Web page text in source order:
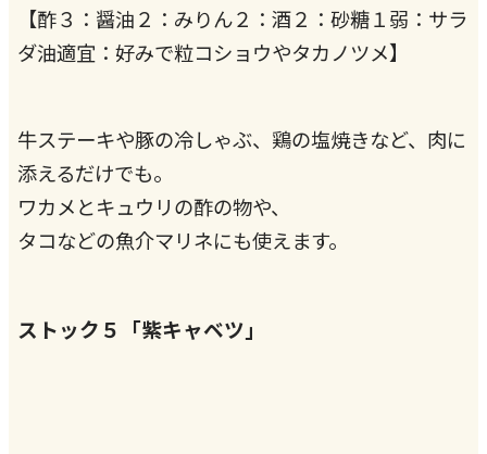
【酢３：醤油２：みりん２：酒２：砂糖１弱：サラ
ダ油適宜：好みで粒コショウやタカノツメ】
牛ステーキや豚の冷しゃぶ、鶏の塩焼きなど、肉に
添えるだけでも。
ワカメとキュウリの酢の物や、
タコなどの魚介マリネにも使えます。
ストック５「紫キャベツ」